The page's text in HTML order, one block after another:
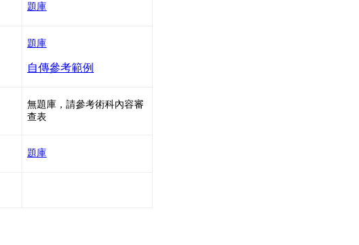
題庫
題庫
自傳參考範例
無題庫，請參考術科內容審
查表
題庫